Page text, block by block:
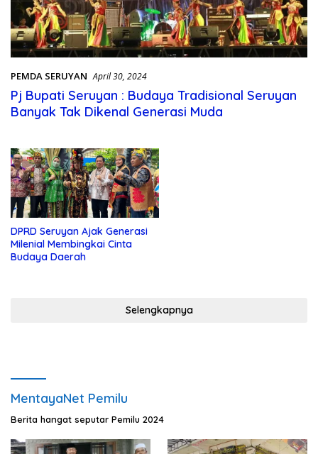
PEMDA SERUYAN April 30, 2024
Pj Bupati Seruyan : Budaya Tradisional Seruyan
Banyak Tak Dikenal Generasi Muda
DPRD Seruyan Ajak Generasi
Milenial Membingkai Cinta
Budaya Daerah
Selengkapnya
MentayaNet Pemilu
Berita hangat seputar Pemilu 2024